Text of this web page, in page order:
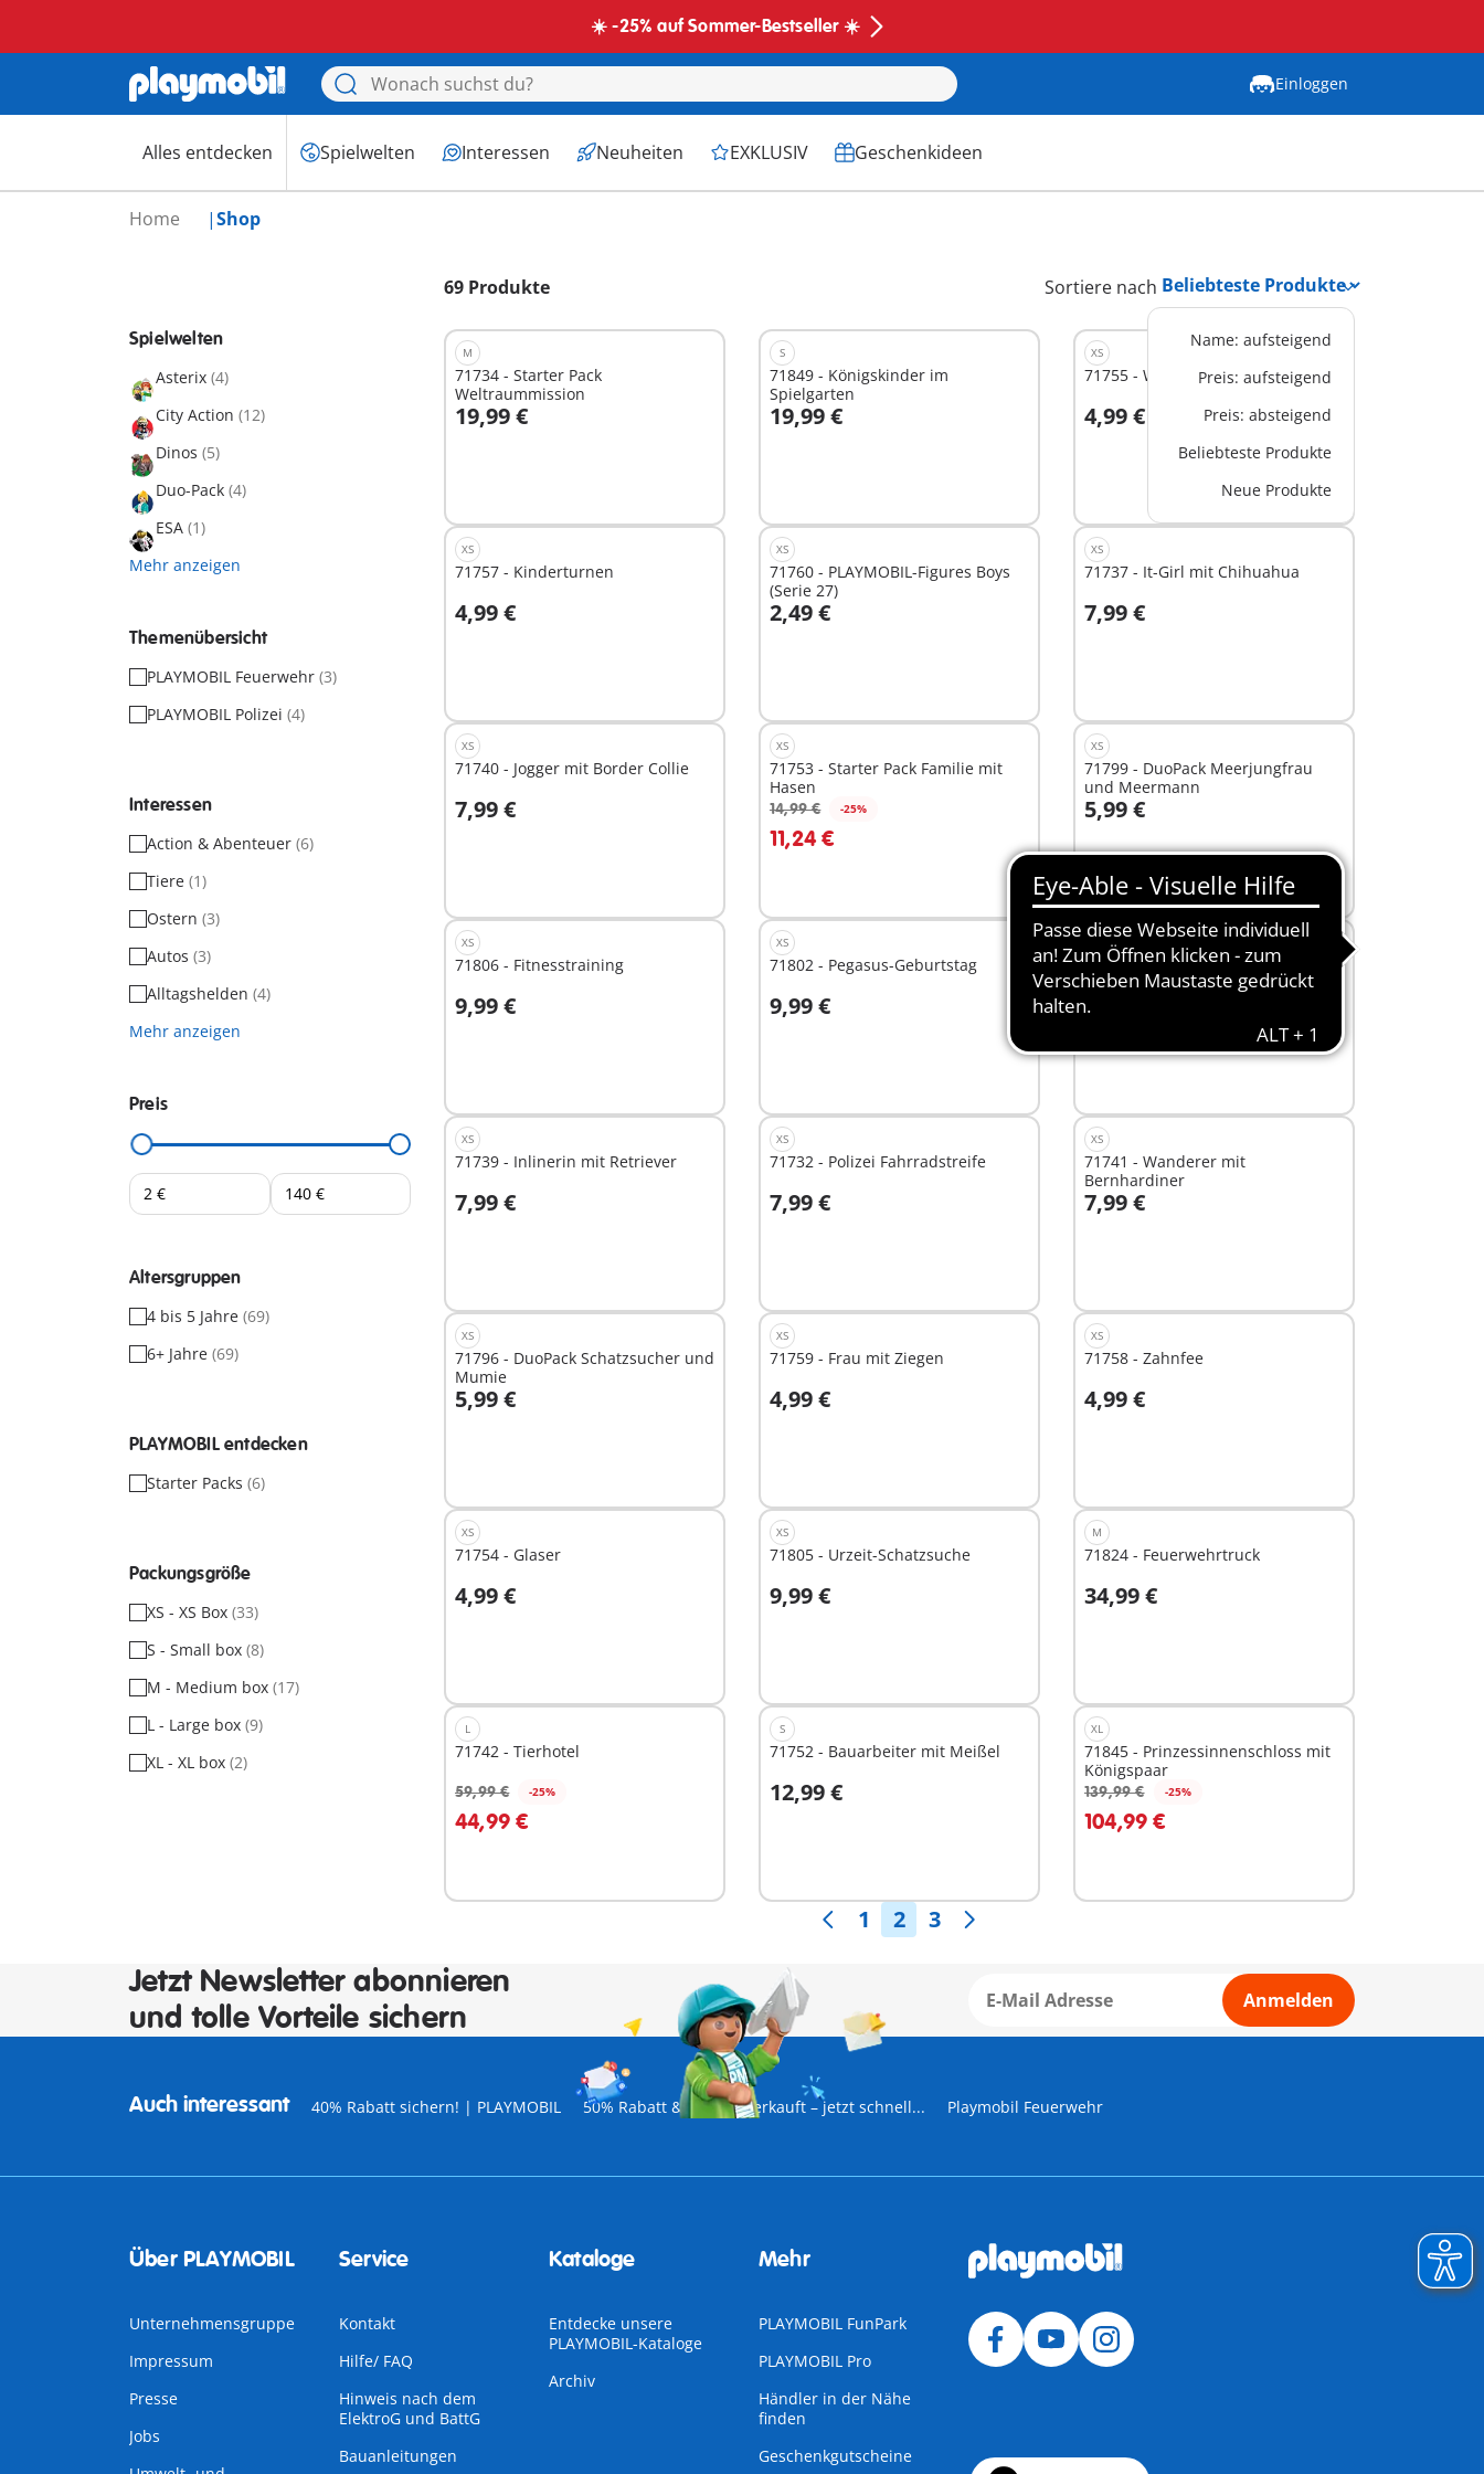
☀️ -25% auf Sommer-Bestseller ☀️
Einloggen
Alles entdecken Spielwelten Interessen Neuheiten EXKLUSIV Geschenkideen
Home Shop
69 Produkte Sortiere nach
Name: aufsteigend
Preis: aufsteigend
Preis: absteigend
Beliebteste Produkte
Neue Produkte
Spielwelten
Asterix (4)
City Action (12)
Dinos (5)
Duo-Pack (4)
ESA (1)
Mehr anzeigen
Themenübersicht
PLAYMOBIL Feuerwehr (3)
PLAYMOBIL Polizei (4)
Interessen
Action & Abenteuer (6)
Tiere (1)
Ostern (3)
Autos (3)
Alltagshelden (4)
Mehr anzeigen
Preis
Altersgruppen
4 bis 5 Jahre (69)
6+ Jahre (69)
PLAYMOBIL entdecken
Starter Packs (6)
Packungsgröße
XS - XS Box (33)
S - Small box (8)
M - Medium box (17)
L - Large box (9)
XL - XL box (2)
M
71734 - Starter Pack
Weltraummission
19,99 €
In den Warenkorb
S
71849 - Königskinder im
Spielgarten
19,99 €
In den Warenkorb
XS
71755 - Wikinger mit Wachhund
4,99 €
In den Warenkorb
XS
71757 - Kinderturnen
4,99 €
In den Warenkorb
XS
71760 - PLAYMOBIL-Figures Boys
(Serie 27)
2,49 €
In den Warenkorb
XS
71737 - It-Girl mit Chihuahua
7,99 €
In den Warenkorb
XS
71740 - Jogger mit Border Collie
7,99 €
In den Warenkorb
XS
71753 - Starter Pack Familie mit
Hasen
14,99 € -25%
11,24 €
XS
71799 - DuoPack Meerjungfrau
und Meermann
5,99 €
In den Warenkorb
XS
71806 - Fitnesstraining
9,99 €
In den Warenkorb
XS
71802 - Pegasus-Geburtstag
9,99 €
In den Warenkorb
71736 - Managerin mit Dalmatiner
7,99 €
XS
71739 - Inlinerin mit Retriever
7,99 €
In den Warenkorb
XS
71732 - Polizei Fahrradstreife
7,99 €
In den Warenkorb
XS
71741 - Wanderer mit
Bernhardiner
7,99 €
In den Warenkorb
XS
71796 - DuoPack Schatzsucher und
Mumie
5,99 €
In den Warenkorb
XS
71759 - Frau mit Ziegen
4,99 €
In den Warenkorb
XS
71758 - Zahnfee
4,99 €
In den Warenkorb
XS
71754 - Glaser
4,99 €
In den Warenkorb
XS
71805 - Urzeit-Schatzsuche
9,99 €
In den Warenkorb
M
71824 - Feuerwehrtruck
34,99 €
In den Warenkorb
L
71742 - Tierhotel
59,99 € -25%
44,99 €
S
71752 - Bauarbeiter mit Meißel
12,99 €
In den Warenkorb
XL
71845 - Prinzessinnenschloss mit
Königspaar
139,99 € -25%
104,99 €
1 2 3
Jetzt Newsletter abonnieren
und tolle Vorteile sichern
Anmelden
Auch interessant 40% Rabatt sichern! | PLAYMOBIL 50% Rabatt & fast ausverkauft – jetzt schnell... Playmobil Feuerwehr
Über PLAYMOBIL
Unternehmensgruppe
Impressum
Presse
Jobs
Service
Kontakt
Hilfe/ FAQ
Hinweis nach dem
ElektroG und BattG
Bauanleitungen
Kataloge
Entdecke unsere
PLAYMOBIL-Kataloge
Archiv
Mehr
PLAYMOBIL FunPark
PLAYMOBIL Pro
Händler in der Nähe
finden
Geschenkgutscheine